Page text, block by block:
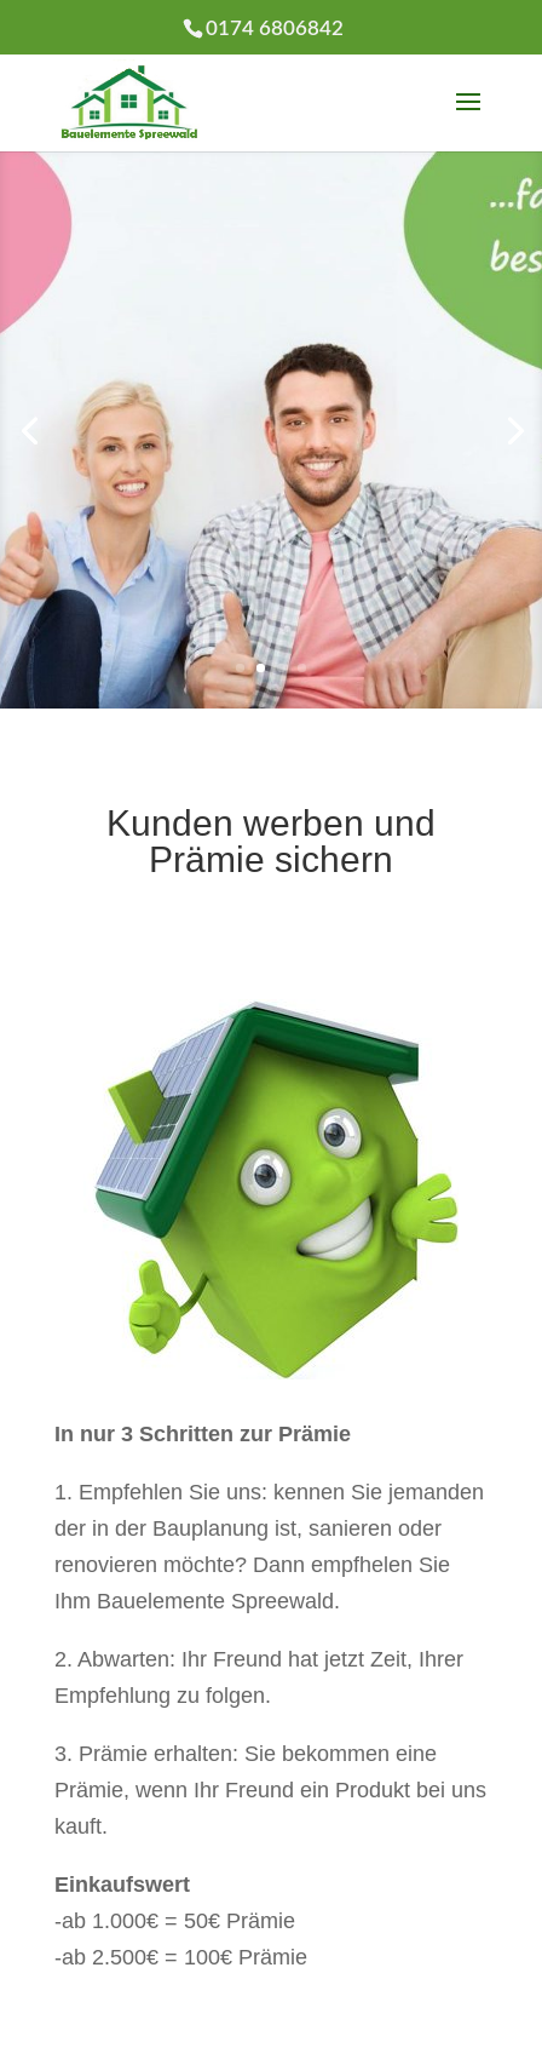
0174 6806842
Kunden werben und
Prämie sichern
In nur 3 Schritten zur Prämie
1. Empfehlen Sie uns: kennen Sie jemanden
der in der Bauplanung ist, sanieren oder
renovieren möchte? Dann empfhelen Sie
Ihm Bauelemente Spreewald.
2. Abwarten: Ihr Freund hat jetzt Zeit, Ihrer
Empfehlung zu folgen.
3. Prämie erhalten: Sie bekommen eine
Prämie, wenn Ihr Freund ein Produkt bei uns
kauft.
Einkaufswert
-ab 1.000€ = 50€ Prämie
-ab 2.500€ = 100€ Prämie